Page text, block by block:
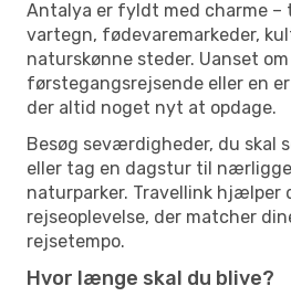
Antalya er fyldt med charme
vartegn, fødevaremarkeder,
naturskønne steder. Uanset
førstegangsrejsende eller en
der altid noget nyt at opdage.
Besøg seværdigheder, du skal
eller tag en dagstur til
naturparker. Travellink hjælper
rejseoplevelse, der matcher
rejsetempo.
Hvor længe skal du blive?